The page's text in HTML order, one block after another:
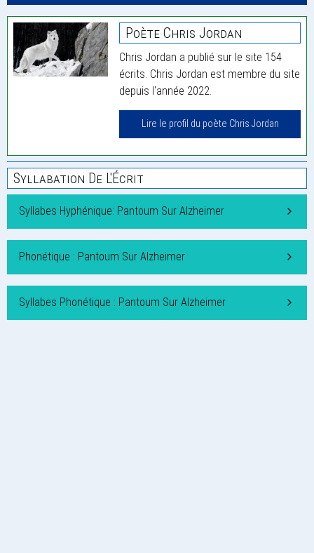
Poète Chris Jordan
Chris Jordan a publié sur le site 154
écrits. Chris Jordan est membre du site
depuis l'année 2022.
Lire le profil du poète Chris Jordan
Syllabation De L'Écrit
Syllabes Hyphénique: Pantoum Sur Alzheimer
Phonétique : Pantoum Sur Alzheimer
Syllabes Phonétique : Pantoum Sur Alzheimer